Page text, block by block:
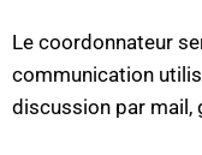
Le coordonnateur
communication
discussion par mail,